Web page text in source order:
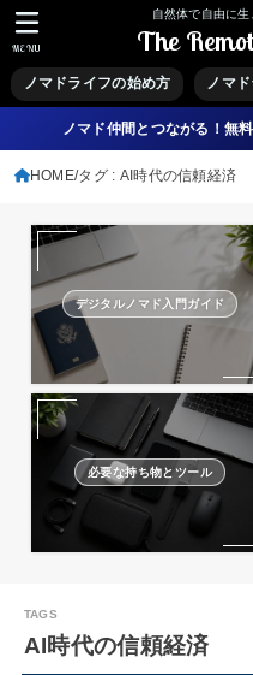
自然体で自由に
The
ノマドライフの始め方 ノマ
MENU
ノマド仲間とつながる！無
HOME タグ : AI時代の信頼経済
デジタルノマド入門ガイド
必要な持ち物とツール
AI時代の信頼経済